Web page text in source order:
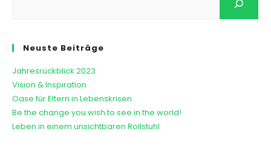
Neuste Beiträge
Jahresrückblick 2023
Vision & Inspiration
Oase für Eltern in Lebenskrisen
Be the change you wish to see in the world!
Leben in einem unsichtbaren Rollstuhl